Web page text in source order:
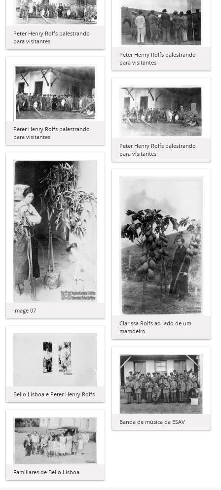
Peter Henry Rolfs palestrando
para visitantes
Peter Henry Rolfs palestrando
para visitantes
Peter Henry Rolfs palestrando
para visitantes
Peter Henry Rolfs palestrando
para visitantes
image 07
Clarissa Rolfs ao lado de um
mamoeiro
Bello Lisboa e Peter Henry Rolfs
Banda de música da ESAV
Familiares de Bello Lisboa